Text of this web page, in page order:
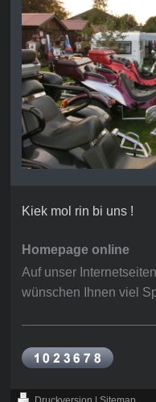
Kiek mol rin bi uns !
Homepage online
Auf unser
wünschen Ihnen viel